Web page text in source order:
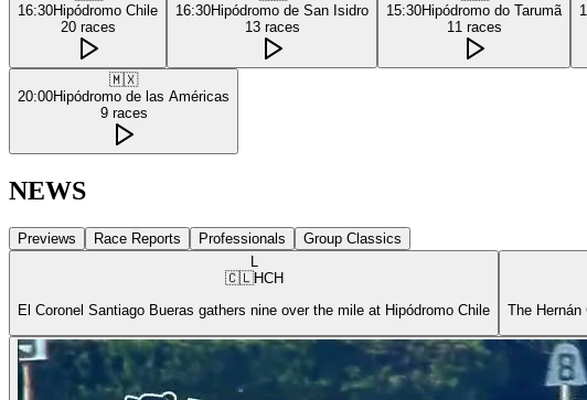
16:30Hipódromo Chile
20 races
16:30Hipódromo de San Isidro
13 races
15:30Hipódromo do Tarumã
11 races
🇲🇽
20:00Hipódromo de las Américas
9 races
NEWS
Previews Race Reports Professionals
Group Classics
L
🇨🇱HCH
El Coronel Santiago Bueras gathers nine over the mile at Hipódromo Chile
The